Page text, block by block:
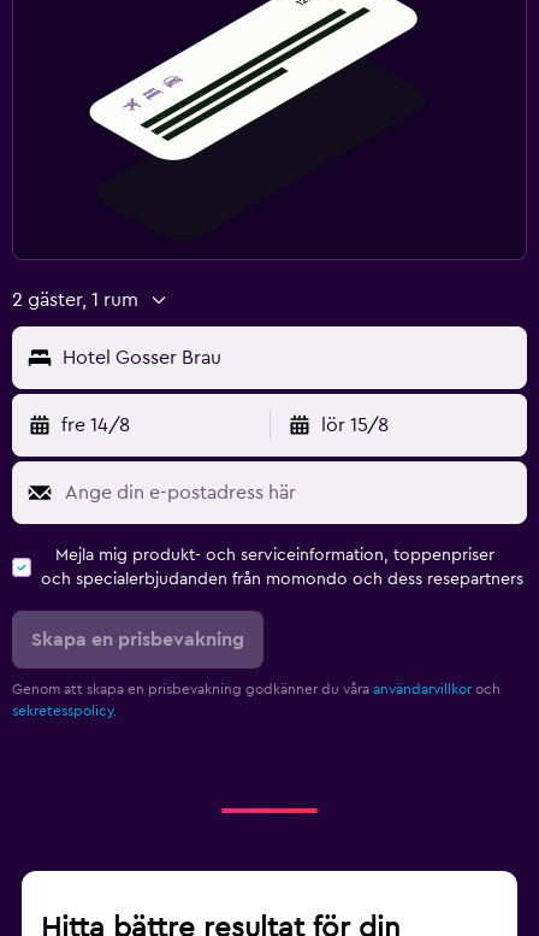
2 gäster, 1 rum
Hotel Gosser Brau
fre 14/8 lör 15/8
Mejla mig produkt- och serviceinformation, toppenpriser
och specialerbjudanden från momondo och dess resepartners
Skapa en prisbevakning
Genom att skapa en prisbevakning godkänner du våra användarvillkor och
sekretesspolicy.
Hitta bättre resultat för din